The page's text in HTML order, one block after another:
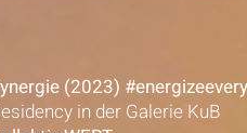
(2023)
in der Galerie KuB